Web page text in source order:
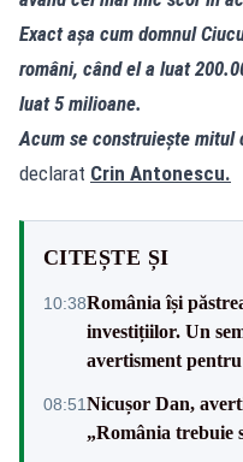
Exact așa cum domnul
români, când el a luat
luat 5 milioane.
Acum se construiește mitul
declarat Crin Antonescu.
CITEȘTE ȘI
10:38România își
investițiilor. Un
avertisment
08:51Nicușor Dan,
„România trebuie